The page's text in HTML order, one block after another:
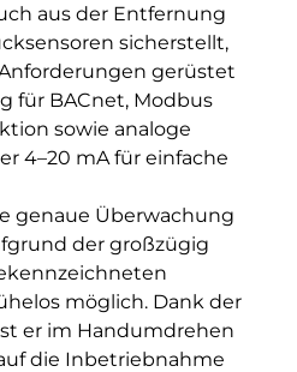
aus der Entfernung
sicherstellt,
gerüstet
für BACnet, Modbus
sowie analoge
4–20 mA für einfache
genaue Überwachung
der großzügig
möglich. Dank der
er im Handumdrehen
die Inbetriebnahme